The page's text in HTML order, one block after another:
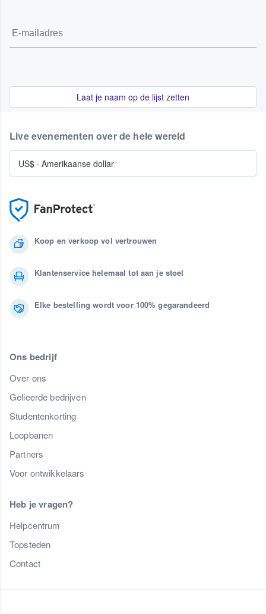
Laat je naam op de lijst zetten
Koop en verkoop vol vertrouwen
Klantenservice helemaal tot aan je stoel
Elke bestelling wordt voor 100% gegarandeerd
Ons bedrijf
Over ons
Gelieerde bedrijven
Studentenkorting
Loopbanen
Partners
Voor ontwikkelaars
Heb je vragen?
Helpcentrum
Topsteden
Contact
Live evenementen over de hele wereld
US$ · Amerikaanse dollar